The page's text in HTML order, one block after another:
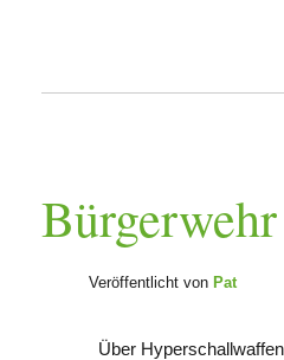
Bürgerwehr
Veröffentlicht von Pat
Über